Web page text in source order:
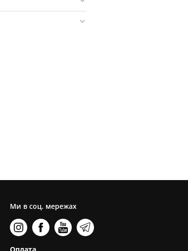
Ми в соц. мережах
Оплата